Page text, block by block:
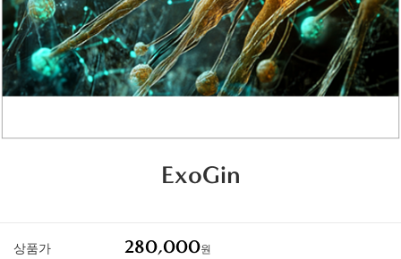
ExoGin
상품가 280,000원